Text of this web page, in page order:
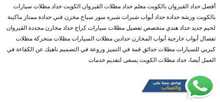
أفضل حداد القيروان بالكويت معلم حداد مظلات القيروان الكويت حداد مظلات سيارات
بالكويت ورشة حدادة حداد أبواب شبرات شبره سور سياج مخزن فني حدادة ممتاز ماكينة
لحيم حديد حداد هندي متخصص تفصيل مظلات سيارات كراج حداد مخازن مجددة القيروان
تفصال أبواب خارجية أبواب المخازن حدادين مظلات السيارات مظلات متحركة مظلات
كيربي للسيارات مظلات حدائق قمة في التميز وروعة في التصميم ناهيك عن الكفاءة في
العمل أيضا، حداد مظلات الكويت يسعى لتقديم خدمات